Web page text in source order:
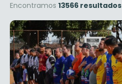
Encontramos 13566 resultados